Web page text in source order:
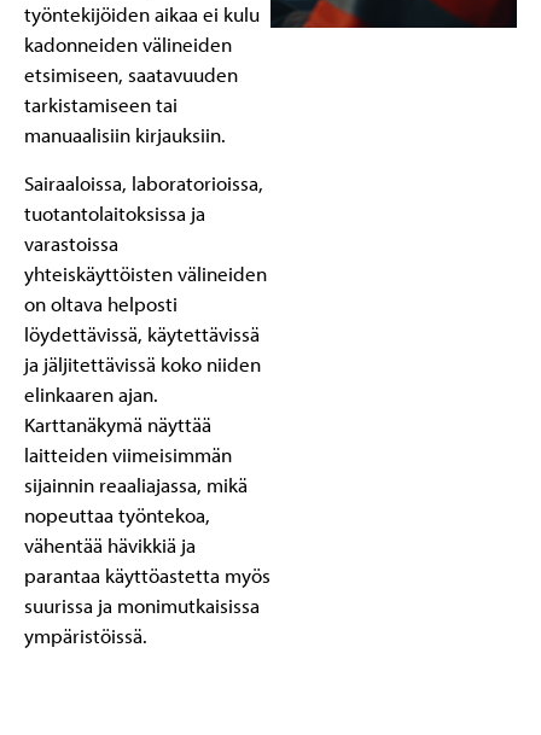
työntekijöiden aikaa ei kulu
kadonneiden välineiden
etsimiseen, saatavuuden
tarkistamiseen tai
manuaalisiin kirjauksiin.
Sairaaloissa, laboratorioissa,
tuotantolaitoksissa ja
varastoissa
yhteiskäyttöisten välineiden
on oltava helposti
löydettävissä, käytettävissä
ja jäljitettävissä koko niiden
elinkaaren ajan.
Karttanäkymä näyttää
laitteiden viimeisimmän
sijainnin reaaliajassa, mikä
nopeuttaa työntekoa,
vähentää hävikkiä ja
parantaa käyttöastetta myös
suurissa ja monimutkaisissa
ympäristöissä.